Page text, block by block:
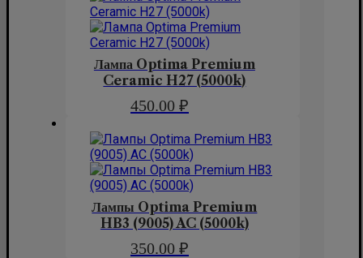
Лампа Optima Premium
Ceramic H27 (5000k)
450.00 ₽
Лампы Optima Premium
HB3 (9005) AC (5000k)
350.00 ₽